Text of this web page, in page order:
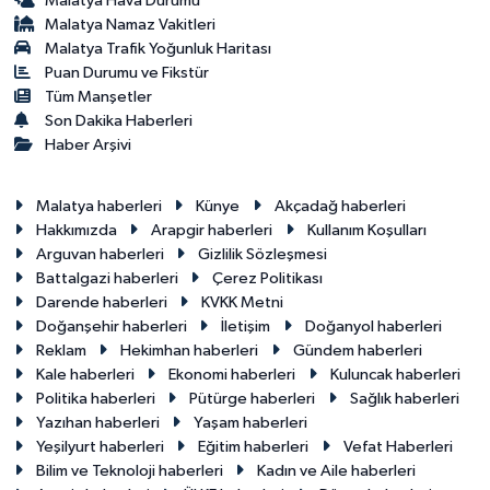
Malatya Namaz Vakitleri
Malatya Trafik Yoğunluk Haritası
Puan Durumu ve Fikstür
Tüm Manşetler
Son Dakika Haberleri
Haber Arşivi
Malatya haberleri Künye
Akçadağ haberleri
Hakkımızda
Arapgir haberleri
Kullanım Koşulları
Arguvan haberleri
Gizlilik Sözleşmesi
Battalgazi haberleri
Çerez Politikası
Darende haberleri
KVKK Metni
Doğanşehir haberleri
İletişim
Doğanyol haberleri
Reklam
Hekimhan haberleri
Gündem haberleri
Kale haberleri
Ekonomi haberleri
Kuluncak haberleri
Politika haberleri
Pütürge haberleri
Sağlık haberleri
Yazıhan haberleri
Yaşam haberleri
Yeşilyurt haberleri
Eğitim haberleri
Vefat Haberleri
Bilim ve Teknoloji haberleri
Kadın ve Aile haberleri